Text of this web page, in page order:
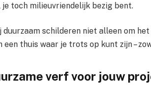
toch milieuvriendelijk bezig bent.
schilderen niet alleen om
een thuis waar je trots op kunt zijn –
verf voor jouw